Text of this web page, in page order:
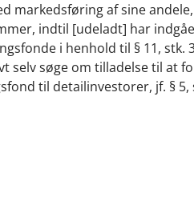
markedsføring af sine
indtil [udeladt] har
i henhold til § 11, stk.
selv søge om tilladelse til at
til detailinvestorer, jf. §